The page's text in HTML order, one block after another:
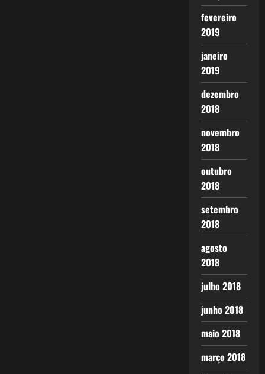
fevereiro
2019
janeiro
2019
dezembro
2018
novembro
2018
outubro
2018
setembro
2018
agosto
2018
julho 2018
junho 2018
maio 2018
março 2018